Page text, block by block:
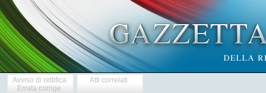
Avviso di rettifica
Errata corrige
Atti correlati